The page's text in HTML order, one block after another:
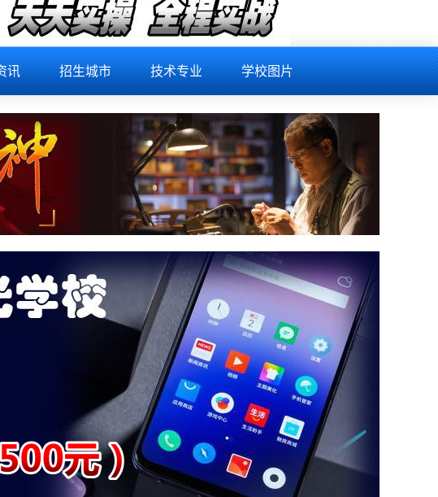
讯 招生城市 技术专业 学校图片